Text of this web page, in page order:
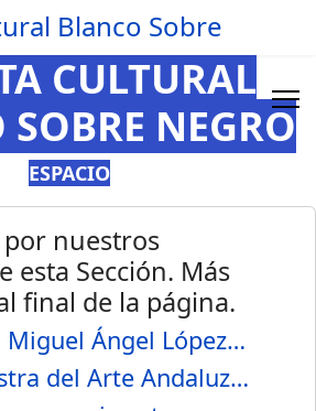
CULTURAL
NEGRO
ESPACIO
por nuestros
esta Sección. Más
final de la página.
Miguel Ángel López…
del Arte Andaluz…